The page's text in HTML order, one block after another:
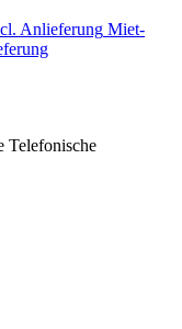
Miet-
Telefonische